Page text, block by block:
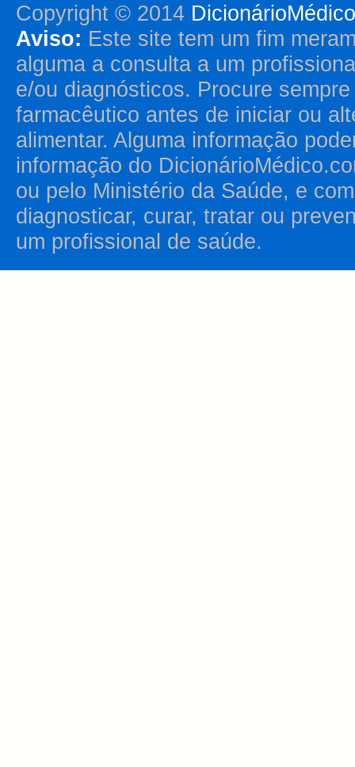
Copyright © 2014
Aviso: Este site tem um fim
alguma a consulta a um
e/ou diagnósticos. Procure
farmacêutico antes de iniciar ou
alimentar. Alguma informação
informação do
ou pelo Ministério da Saúde, e
diagnosticar, curar, tratar ou
um profissional de saúde.